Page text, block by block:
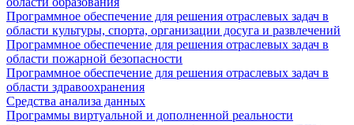
Программное обеспечение для решения отраслевых задач в
области культуры, спорта, организации досуга и развлечений
Программное обеспечение для решения отраслевых задач в
области пожарной безопасности
Программное обеспечение для решения отраслевых задач в
области здравоохранения
Средства анализа данных
Программы виртуальной и дополненной реальности